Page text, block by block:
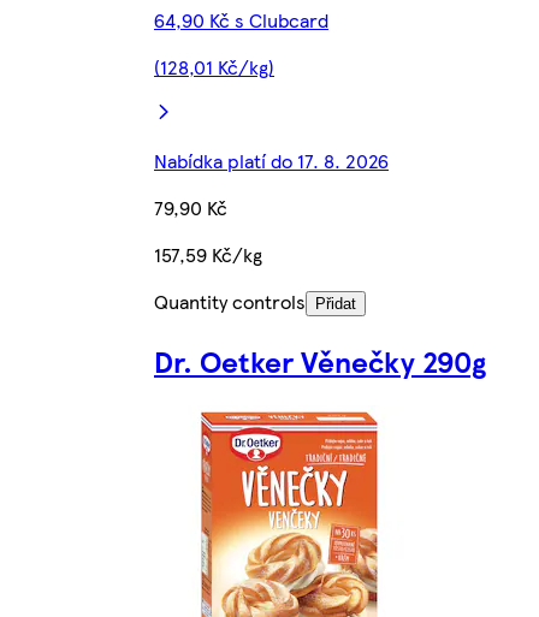
64,90 Kč s Clubcard
(128,01 Kč/kg)
Nabídka platí do 17. 8. 2026
79,90 Kč
157,59 Kč/kg
Quantity controls
Přidat
Dr. Oetker Věnečky 290g